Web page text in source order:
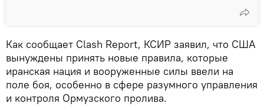
Как сообщает Clash Report, КСИР заявил, что США
вынуждены принять новые правила, которые
иранская нация и вооруженные силы ввели на
поле боя, особенно в сфере разумного управления
и контроля Ормузского пролива.